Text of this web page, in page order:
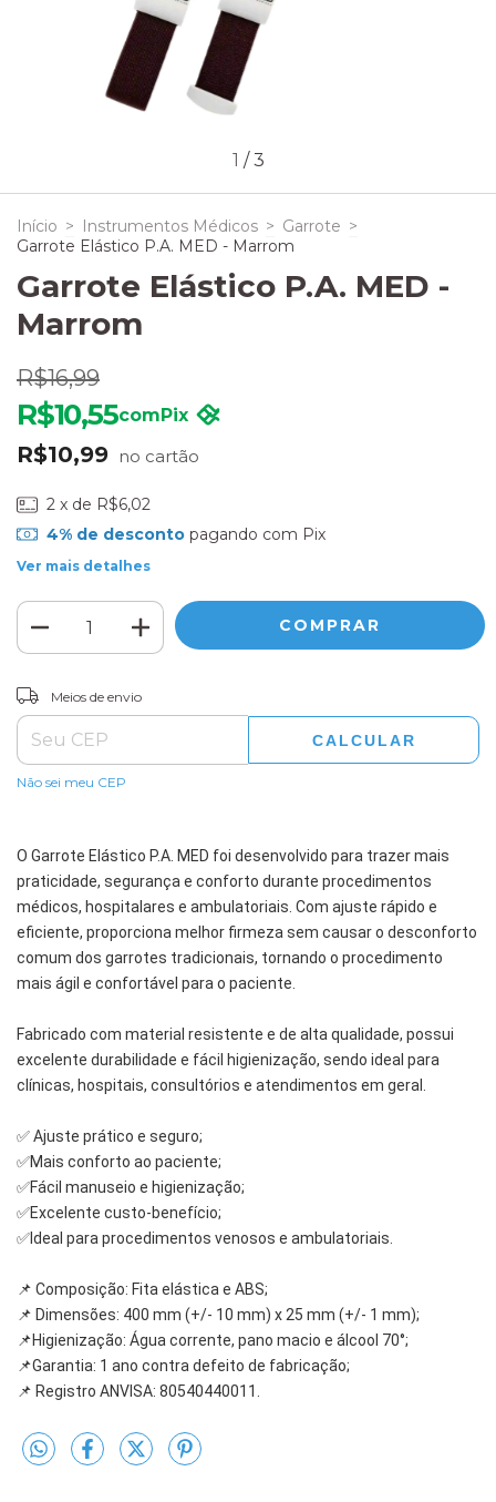
1 / 3
Início > Instrumentos Médicos > Garrote >
Garrote Elástico P.A. MED - Marrom
Garrote Elástico P.A. MED -
Marrom
R$16,99
R$10,99
R$10,55comPix
2 x de R$6,02
4% de descontopagando com Pix
Ver mais detalhes
Entregas para o CEP:
Meios de envio
CALCULAR
Não sei meu CEP
O Garrote Elástico P.A. MED foi desenvolvido para trazer mais
praticidade, segurança e conforto durante procedimentos
médicos, hospitalares e ambulatoriais. Com ajuste rápido e
eficiente, proporciona melhor firmeza sem causar o desconforto
comum dos garrotes tradicionais, tornando o procedimento
mais ágil e confortável para o paciente.
Fabricado com material resistente e de alta qualidade, possui
excelente durabilidade e fácil higienização, sendo ideal para
clínicas, hospitais, consultórios e atendimentos em geral.
✅ Ajuste prático e seguro;
✅Mais conforto ao paciente;
✅Fácil manuseio e higienização;
✅Excelente custo-benefício;
✅Ideal para procedimentos venosos e ambulatoriais.
📌 Composição: Fita elástica e ABS;
📌 Dimensões: 400 mm (+/- 10 mm) x 25 mm (+/- 1 mm);
📌Higienização: Água corrente, pano macio e álcool 70°;
📌Garantia: 1 ano contra defeito de fabricação;
📌 Registro ANVISA: 80540440011.